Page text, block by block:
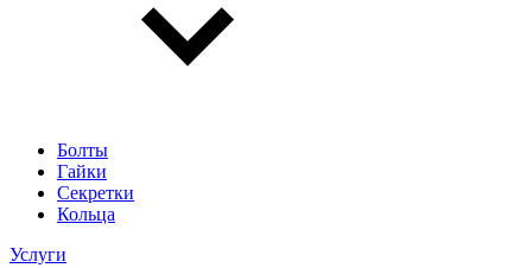
Болты
Гайки
Секретки
Кольца
Услуги